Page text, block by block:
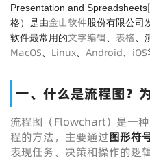
Presentation and Spreadsheets[
格）是由金山软件股份有限公司
软件最常用的文字编辑 表格
MacOS Linux Android iOS
一、什么是流程图？
流程图（Flowchart）是一
程的方法，主要通过图形符
表现任务、决策和操作的逻